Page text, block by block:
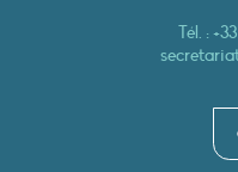
Tél. :